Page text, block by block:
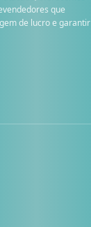
que
de lucro e garantir